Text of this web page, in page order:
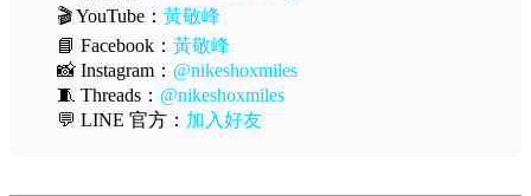
🎬 YouTube： 黃敬峰
📘 Facebook： 黃敬峰
📸 Instagram： @nikeshoxmiles
🧵 Threads： @nikeshoxmiles
💬 LINE 官方： 加入好友